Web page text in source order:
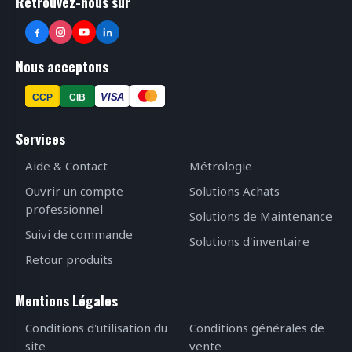
Nous acceptons
CCP CIB VISA
Services
Aide & Contact
Ouvrir un compte
professionnel
Suivi de commande
Retour produits
Métrologie
Solutions Achats
Solutions de Maintenance
Solutions d'inventaire
Mentions Légales
Conditions d'utilisation du
site
Conditions générales de
vente